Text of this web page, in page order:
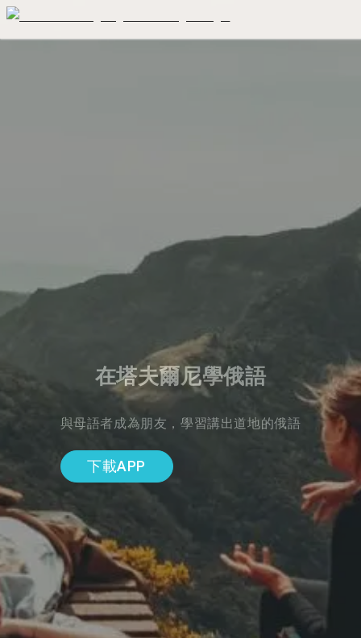
在塔夫爾尼學俄語
與母語者成為朋友，學習講出道地的俄語
下載APP